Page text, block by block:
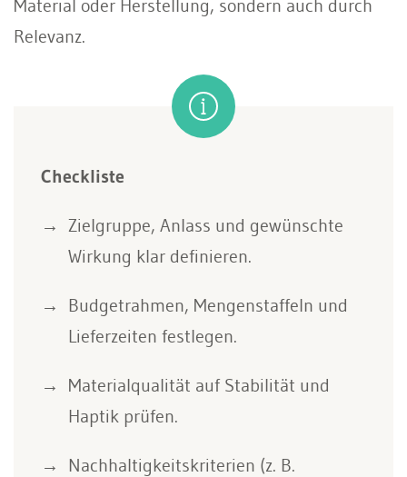
Material oder Herstellung, sondern auch durch
Relevanz.
Checkliste
Zielgruppe, Anlass und gewünschte
Wirkung klar definieren.
Budgetrahmen, Mengenstaffeln und
Lieferzeiten festlegen.
Materialqualität auf Stabilität und
Haptik prüfen.
Nachhaltigkeitskriterien (z. B.